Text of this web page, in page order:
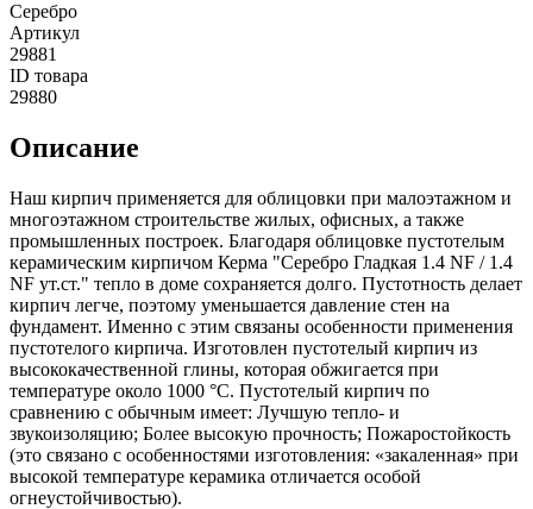
Серебро
Артикул
29881
ID товара
29880
Описание
Наш кирпич применяется для облицовки при малоэтажном и
многоэтажном строительстве жилых, офисных, а также
промышленных построек. Благодаря облицовке пустотелым
керамическим кирпичом Керма "Серебро Гладкая 1.4 NF / 1.4
NF ут.ст." тепло в доме сохраняется долго. Пустотность делает
кирпич легче, поэтому уменьшается давление стен на
фундамент. Именно с этим связаны особенности применения
пустотелого кирпича. Изготовлен пустотелый кирпич из
высококачественной глины, которая обжигается при
температуре около 1000 °C. Пустотелый кирпич по
сравнению с обычным имеет: Лучшую тепло- и
звукоизоляцию; Более высокую прочность; Пожаростойкость
(это связано с особенностями изготовления: «закаленная» при
высокой температуре керамика отличается особой
огнеустойчивостью).